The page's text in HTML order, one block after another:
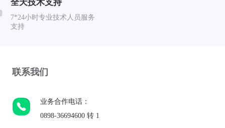
全天技术支持
7*24小时专业技术人员服务
支持
联系我们
业务合作电话：
0898-36694600 转 1